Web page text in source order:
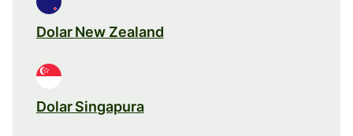
Dolar New Zealand
Dolar Singapura